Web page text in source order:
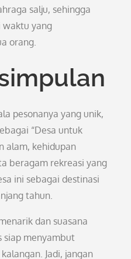
salju, sehingga
waktu yang
orang.
pesonanya yang unik,
“Desa untuk
alam, kehidupan
beragam rekreasi yang
ini sebagai destinasi
tahun.
dan suasana
siap menyambut
Jadi, jangan